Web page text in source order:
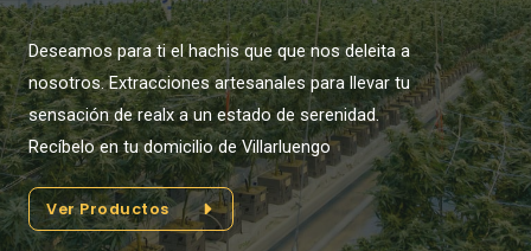
Deseamos para ti el hachis que que nos deleita a
nosotros. Extracciones artesanales para llevar tu
sensación de realx a un estado de serenidad.
Recíbelo en tu domicilio de Villarluengo
Ver Productos